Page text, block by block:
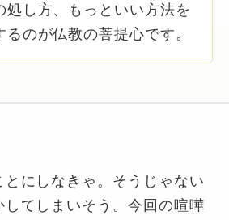
処し方、もっといい方法を
るのが仏教の菩提心です。
にしなきゃ。そうじゃない
してしまいそう。今回の喧嘩